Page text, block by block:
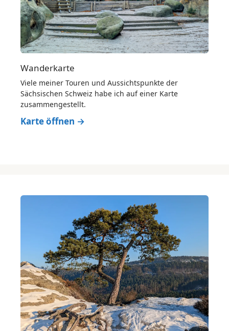
Wanderkarte
Viele meiner Touren und Aussichtspunkte der
Sächsischen Schweiz habe ich auf einer Karte
zusammengestellt.
Karte öffnen →